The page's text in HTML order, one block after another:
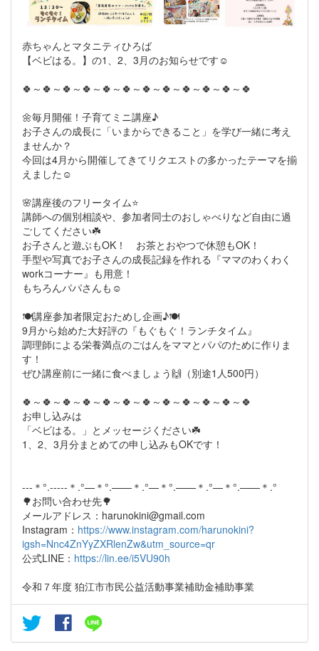
赤ちゃんとマタニティひろば
【ベビはる。】の1、2、3月のお知らせです☺️
🍀～🍀～🍀～🍀～🍀～🍀～🍀～🍀～🍀～🍀～🍀～🍀
🌼毎月開催！子育てミニ講座♪
お子さんの成長に「いまからできること」を学び一緒に考え
ませんか？
今回は4月から開催してきてリクエストの多かったテーマを揃
えました☺️
🌸講座後のフリータイム⭐
講師への個別相談や、参加者同士のおしゃべりなど自由に過
ごしてください☘️
お子さんと遊ぶもOK！ お茶とおやつで休憩もOK！
手型や写真でお子さんの成長記録を作れる『ママのわくわく
workコーナー』も用意！
もちろんパパさんも☺️
🍽️講座参加者限定おためし企画♪🍽️
9月から始めた大好評の『もぐもぐ！ランチタイム』
調理師による栄養満点のごはんをママとパパのために作りま
す！
ぜひ講座前に一緒に食べましょう🙌（別途1人500円）
🍀～🍀～🍀～🍀～🍀～🍀～🍀～🍀～🍀～🍀～🍀～🍀
お申し込みは
「ベビはる。」とメッセージください☘️
1、2、3月分まとめての申し込みもOKです！
---＊°.-----＊.°—＊°.——＊.°—＊°.——＊.°—＊°.——＊.°
🌳お問い合わせ先🌳
メールアドレス：harunokini@gmail.com
Instagram： https://www.instagram.com/harunokini?
igsh=Nnc4ZnYyZXRlenZw&utm_source=qr
公式LINE： https://lin.ee/i5VU90h
令和７年度 狛江市市民公益活動事業補助金補助事業